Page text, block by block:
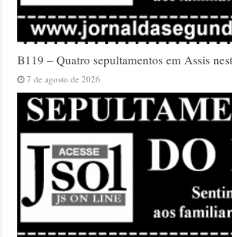
B119 – Quatro sepultamentos em Assis
7 de agosto de 2026